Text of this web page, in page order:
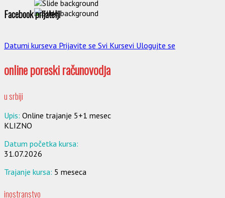
Facebook prijatelji
Datumi kurseva Prijavite se Svi Kursevi Ulogujte se
online poreski računovodja
u srbiji
Upis: Online trajanje 5+1 mesec
KLIZNO
Datum početka kursa:
31.07.2026
Trajanje kursa: 5 meseca
inostranstvo